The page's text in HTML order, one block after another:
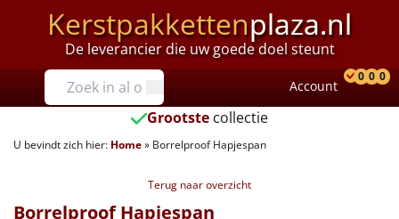
Kerstpakkettenplaza.nl
De leverancier die uw goede doel steunt
Prijzen
Tot €25
€25 tot €35
Account
0 0 0
Grootste collectie
U bevindt zich hier: Home» Borrelproof Hapjespan
Terug naar overzicht
Borrelproof Hapjespan